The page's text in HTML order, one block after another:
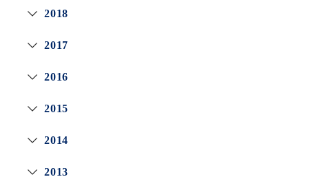
2018
2017
2016
2015
2014
2013